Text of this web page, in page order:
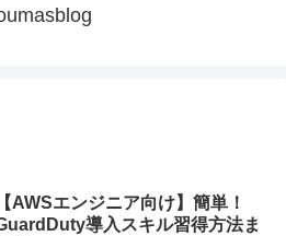
【AWSエンジニア向け】簡単！
導入スキル習得方法ま